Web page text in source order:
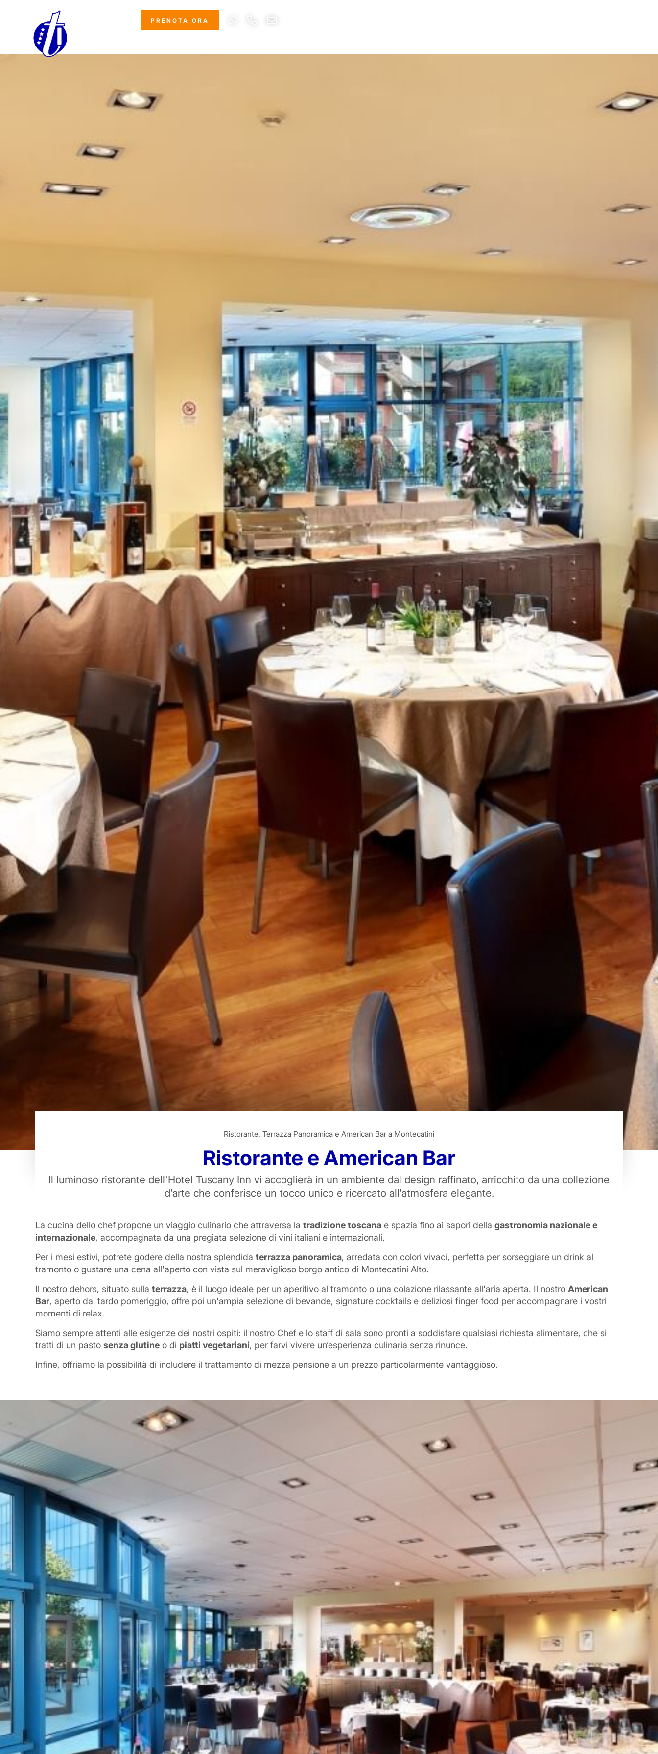
PRENOTA ORA
INIZIA LA TUA VACANZA!
Non troverai un prezzo più basso, affrettati!
ARRIVO
06 AGO
PARTENZA
07
CAMERE
CODICE SCONTO
Modifica / Cancella Prenotazione
Ristorante, Terrazza Panoramica e American Bar a Montecatini
Ristorante e American Bar
Il luminoso ristorante dell'Hotel Tuscany Inn vi accoglierà in un ambiente dal design raffinato, arricchito da una collezione
d’arte che conferisce un tocco unico e ricercato all’atmosfera elegante.
La cucina dello chef propone un viaggio culinario che attraversa la tradizione toscana e spazia fino ai sapori della gastronomia nazionale e
internazionale, accompagnata da una pregiata selezione di vini italiani e internazionali.
Per i mesi estivi, potrete godere della nostra splendida terrazza panoramica, arredata con colori vivaci, perfetta per sorseggiare un drink al
tramonto o gustare una cena all'aperto con vista sul meraviglioso borgo antico di Montecatini Alto.
Il nostro dehors, situato sulla terrazza, è il luogo ideale per un aperitivo al tramonto o una colazione rilassante all'aria aperta. Il nostro American
Bar, aperto dal tardo pomeriggio, offre poi un'ampia selezione di bevande, signature cocktails e deliziosi finger food per accompagnare i vostri
momenti di relax.
Siamo sempre attenti alle esigenze dei nostri ospiti: il nostro Chef e lo staff di sala sono pronti a soddisfare qualsiasi richiesta alimentare, che si
tratti di un pasto senza glutine o di piatti vegetariani, per farvi vivere un’esperienza culinaria senza rinunce.
Infine, offriamo la possibilità di includere il trattamento di mezza pensione a un prezzo particolarmente vantaggioso.
NOTE
Ho letto e accettato l'